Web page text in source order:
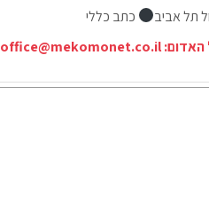
תל אביב
כתב כללי
האדום:office@mekomonet.co.il